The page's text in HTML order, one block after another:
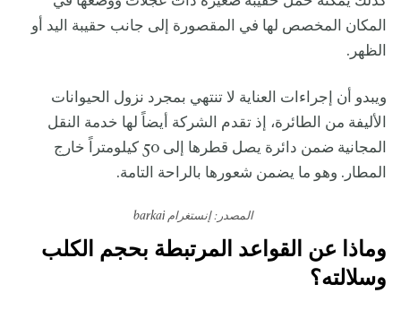
المكان المخصص لها في المقصورة إلى جانب حقيبة اليد أو
الظهر.
ويبدو أن إجراءات العناية لا تنتهي بمجرد نزول الحيوانات
الأليفة من الطائرة، إذ تقدم الشركة أيضاً لها خدمة النقل
المجانية ضمن دائرة يصل قطرها إلى 50 كيلومتراً خارج
المطار. وهو ما يضمن شعورها بالراحة التامة.
المصدر: إنستغرام barkai
وماذا عن القواعد المرتبطة بحجم الكلب
وسلالته؟